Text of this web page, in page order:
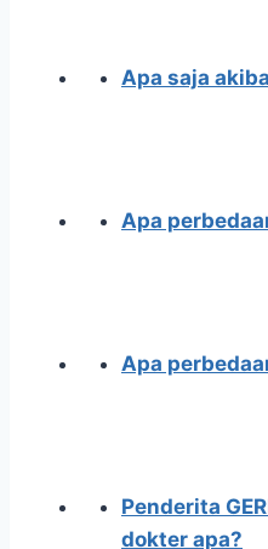
Apa saja
Apa
Apa
Penderita
dokter apa?